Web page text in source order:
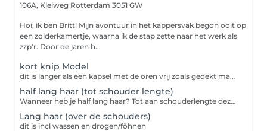
106A, Kleiweg Rotterdam 3051 GW
Hoi, ik ben Britt! Mijn avontuur in het kappersvak begon ooit op
een zolderkamertje, waarna ik de stap zette naar het werk als
zzp'r. Door de jaren h...
kort knip Model
dit is langer als een kapsel met de oren vrij zoals gedekt maar korter als schouder lengte, bv. bobline of een pixie cut incl wassen en drogen/stylen van het haar.
half lang haar (tot schouder lengte)
Wanneer heb je half lang haar? Tot aan schouderlengte deze behandeling is incl wassen en drogen
Lang haar (over de schouders)
dit is incl wassen en drogen/föhnen